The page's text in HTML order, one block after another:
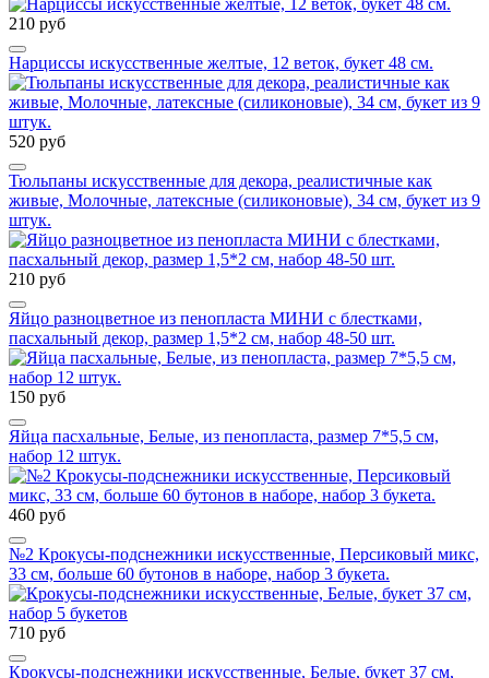
210 руб
Нарциссы искусственные желтые, 12 веток, букет 48 см.
520 руб
Тюльпаны искусственные для декора, реалистичные как
живые, Молочные, латексные (силиконовые), 34 см, букет из 9
штук.
210 руб
Яйцо разноцветное из пенопласта МИНИ с блестками,
пасхальный декор, размер 1,5*2 см, набор 48-50 шт.
150 руб
Яйца пасхальные, Белые, из пенопласта, размер 7*5,5 см,
набор 12 штук.
460 руб
№2 Крокусы-подснежники искусственные, Персиковый микс,
33 см, больше 60 бутонов в наборе, набор 3 букета.
710 руб
Крокусы-подснежники искусственные, Белые, букет 37 см,